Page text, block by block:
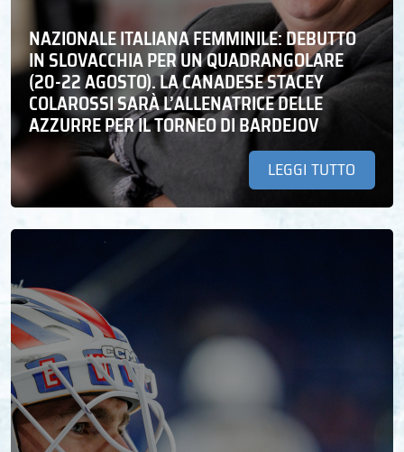
NAZIONALE ITALIANA FEMMINILE: DEBUTTO
IN SLOVACCHIA PER UN QUADRANGOLARE
(20-22 AGOSTO). LA CANADESE STACEY
COLAROSSI SARÀ L’ALLENATRICE DELLE
AZZURRE PER IL TORNEO DI BARDEJOV
LEGGI TUTTO